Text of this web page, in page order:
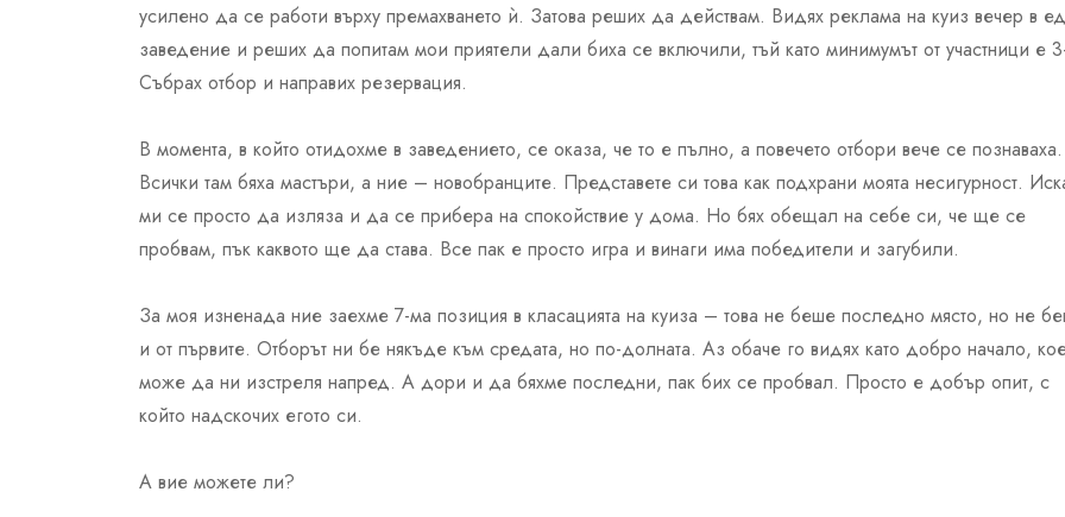
усилено да се работи върху премахването ѝ. Затова реших да действам. Видях реклама на куиз вечер в
заведение и реших да попитам мои приятели дали биха се включили, тъй като минимумът от участници е
Събрах отбор и направих резервация.
В момента, в който отидохме в заведението, се оказа, че то е пълно, а повечето отбори вече се познаваха.
Всички там бяха мастъри, а ние – новобранците. Представете си това как подхрани моята несигурност.
ми се просто да изляза и да се прибера на спокойствие у дома. Но бях обещал на себе си, че ще се
пробвам, пък каквото ще да става. Все пак е просто игра и винаги има победители и загубили.
За моя изненада ние заехме 7-ма позиция в класацията на куиза – това не беше последно място, но не
и от първите. Отборът ни бе някъде към средата, но по-долната. Аз обаче го видях като добро начало,
може да ни изстреля напред. А дори и да бяхме последни, пак бих се пробвал. Просто е добър опит, с
който надскочих егото си.
А вие можете ли?